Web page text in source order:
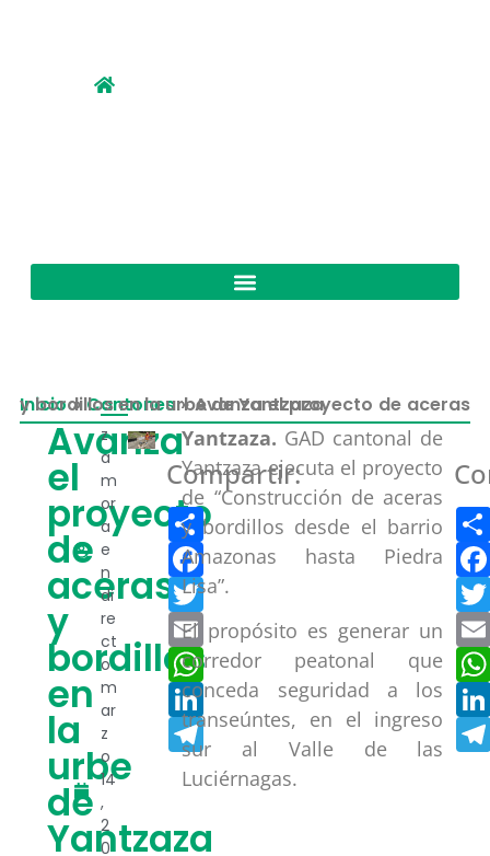
Inicio»Cantones»
Avanza el proyecto de aceras y bordillos en la urbe de Yantzaza
Avanza
el
proyecto
de
aceras
y
bordillos
en
la
urbe
de
Yantzaza
z
a
m
or
a
e
n
di
re
ct
o
m
ar
z
o
14
,
2
0
Compartir:
Compartir
Facebook
Twitter
Email
WhatsApp
LinkedIn
Telegram
Yantzaza. GAD cantonal de
Yantzaza ejecuta el proyecto
de “Construcción de aceras
y bordillos desde el barrio
Amazonas hasta Piedra
Lisa”.
El propósito es generar un
corredor peatonal que
conceda seguridad a los
transeúntes, en el ingreso
sur al Valle de las
Luciérnagas.